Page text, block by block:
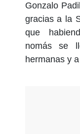
Gonzalo
gracias a la
que
nomás se
hermanas y